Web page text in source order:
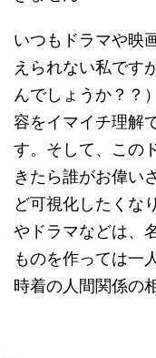
いつもドラマや映
えられない私です
んでしょうか？？
容をイマイチ理解
す。そして、この
きたら誰がお偉い
ど可視化したくな
やドラマなどは、
ものを作っては一
時着の人間関係の